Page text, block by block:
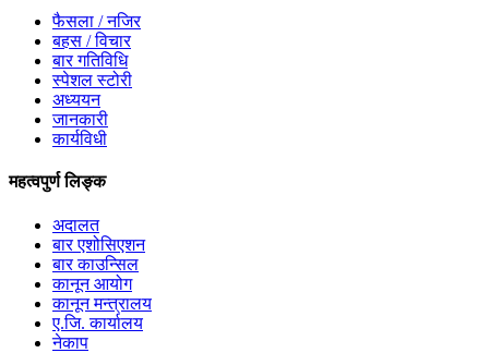
फैसला / नजिर
बहस / विचार
बार गतिविधि
स्पेशल स्टोरी
अध्ययन
जानकारी
कार्यविधी
महत्वपुर्ण लिङ्क
अदालत
बार एशोसिएशन
बार काउन्सिल
कानून आयोग
कानून मन्त्रालय
ए.जि. कार्यालय
नेकाप